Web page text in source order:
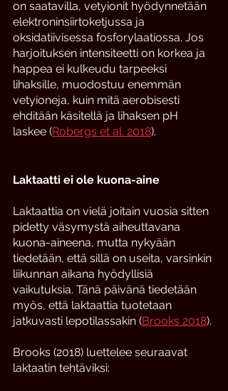
on saatavilla, vetyionit hyödynnetään
elektroninsiirtoketjussa ja
oksidatiivisessa fosforylaatiossa. Jos
harjoituksen intensiteetti on korkea ja
happea ei kulkeudu tarpeeksi
lihaksille, muodostuu enemmän
vetyioneja, kuin mitä aerobisesti
ehditään käsitellä ja lihaksen pH
laskee (Robergs et al. 2018).
Laktaatti ei ole kuona-aine
Laktaattia on vielä joitain vuosia sitten
pidetty väsymystä aiheuttavana
kuona-aineena, mutta nykyään
tiedetään, että sillä on useita, varsinkin
liikunnan aikana hyödyllisiä
vaikutuksia. Tänä päivänä tiedetään
myös, että laktaattia tuotetaan
jatkuvasti lepotilassakin (Brooks 2018).
Brooks (2018) luettelee seuraavat
laktaatin tehtäviksi: